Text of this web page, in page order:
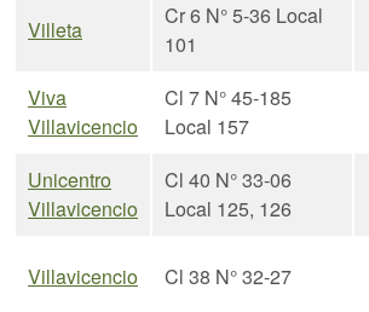
Villeta
Cr 6 N° 5-36 Local
101
Viva
Villavicencio
Cl 7 N° 45-185
Local 157
Unicentro
Villavicencio
Cl 40 N° 33-06
Local 125, 126
Villavicencio Cl 38 N° 32-27